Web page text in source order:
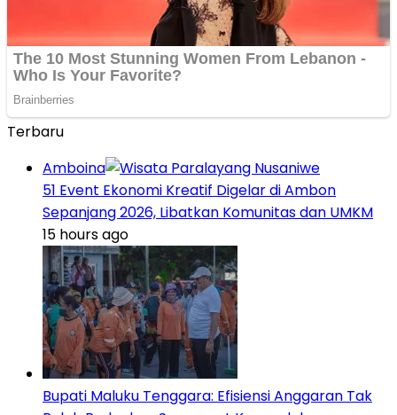
Terbaru
Amboina
51 Event Ekonomi Kreatif Digelar di Ambon
Sepanjang 2026, Libatkan Komunitas dan UMKM
15 hours ago
Bupati Maluku Tenggara: Efisiensi Anggaran Tak